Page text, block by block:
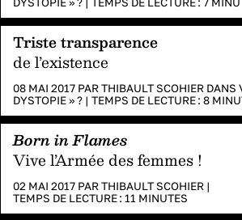
Triste transparence
de l’existence
08 MAI 2017 PARTHIBAULT SCOHIER DANS
DYSTOPIE » ? | TEMPS DE LECTURE : 8
Born in Flames
Vive l’Armée des femmes !
02 MAI 2017 PARTHIBAULT SCOHIER |
TEMPS DE LECTURE : 11 MINUTES